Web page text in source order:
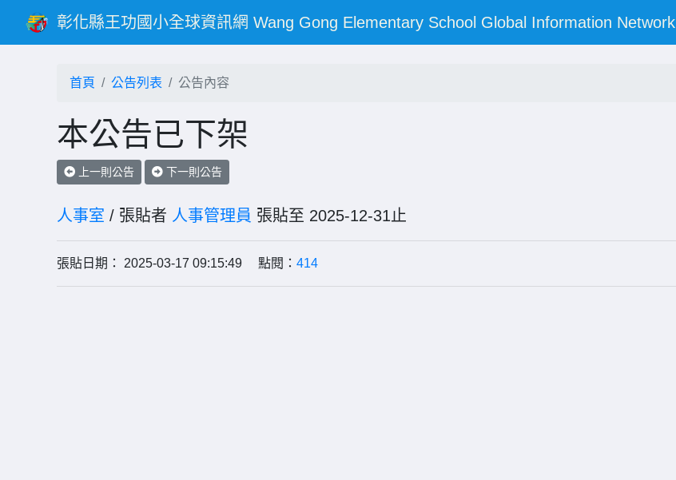
彰化縣王功國小全球資訊網 Wang Gong Elementary School Global Information Network
首頁 公告列表 公告內容
本公告已下架
上一則公告 下一則公告
人事室 / 張貼者 人事管理員 張貼至 2025-12-31止
張貼日期： 2025-03-17 09:15:49 點閱： 414